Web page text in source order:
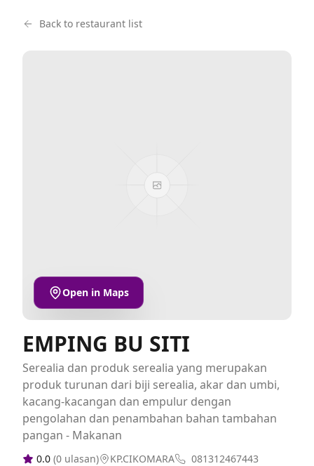
Back to restaurant list
Open in Maps
EMPING BU SITI
Serealia dan produk serealia yang merupakan
produk turunan dari biji serealia, akar dan umbi,
kacang-kacangan dan empulur dengan
pengolahan dan penambahan bahan tambahan
pangan - Makanan
0.0 (0 ulasan) KP.CIKOMARA 081312467443